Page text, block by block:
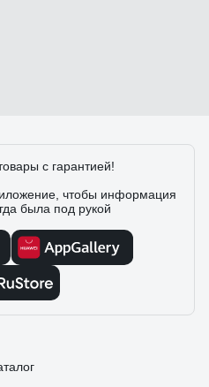
SmartWatt
с гарантией!
чтобы информация
была под рукой